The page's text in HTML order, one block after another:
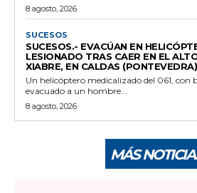
8 agosto, 2026
SUCESOS
SUCESOS.- EVACÚAN EN
LESIONADO TRAS CAER EN EL
XIABRE, EN CALDAS (PONTEVEDRA)
Un helicóptero medicalizado del 061, con
evacuado a un hombre...
8 agosto, 2026
MÁS